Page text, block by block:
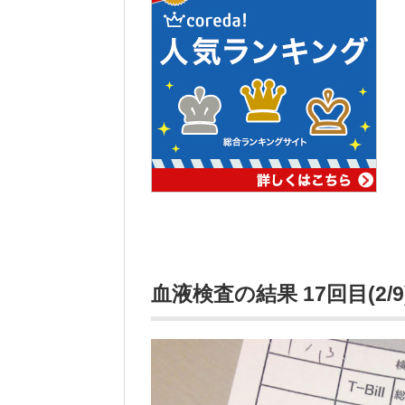
血液検査の結果 17回目(2/